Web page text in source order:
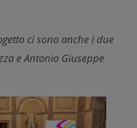
ci sono anche i due
e Antonio Giuseppe